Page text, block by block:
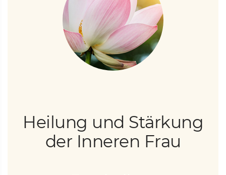
Heilung und Stärkung
der Inneren Frau